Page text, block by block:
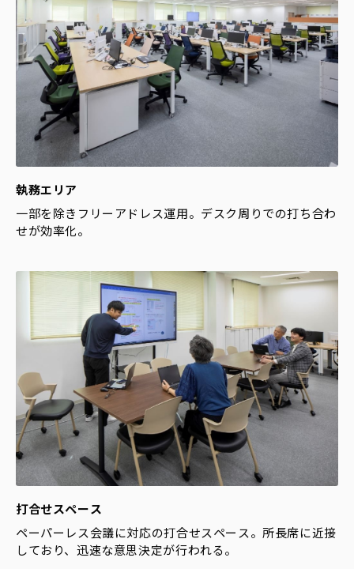
執務エリア
一部を除きフリーアドレス運用。デスク周りでの打ち合わ
せが効率化。
打合せスペース
ペーパーレス会議に対応の打合せスペース。所長席に近接
しており、迅速な意思決定が行われる。